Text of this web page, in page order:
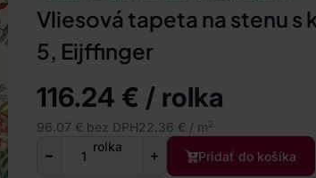
Vliesová tapeta na stenu s
5, Eijffinger
116.24 € / rolka
96.07 € bez DPH22.36 € / m2
rolka
Pridať do košíka